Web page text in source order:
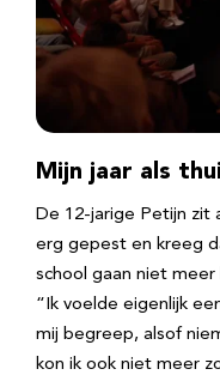
Mijn jaar als
De 12-jarige Petijn zit
erg gepest en kreeg
school gaan niet
“Ik voelde eigenlijk
mij begreep, alsof
kon ik ook niet meer